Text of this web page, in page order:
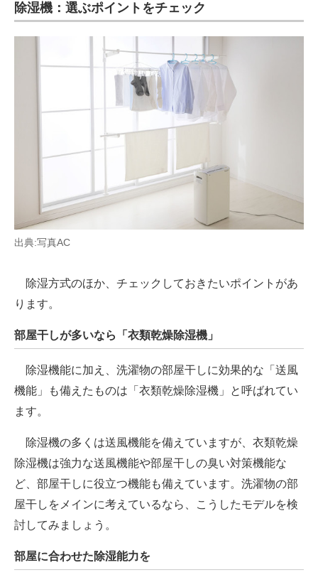
除湿機：選ぶポイントをチェック
出典:写真AC
除湿方式のほか、チェックしておきたいポイントがあ
ります。
部屋干しが多いなら「衣類乾燥除湿機」
除湿機能に加え、洗濯物の部屋干しに効果的な「送風
機能」も備えたものは「衣類乾燥除湿機」と呼ばれてい
ます。
除湿機の多くは送風機能を備えていますが、衣類乾燥
除湿機は強力な送風機能や部屋干しの臭い対策機能な
ど、部屋干しに役立つ機能も備えています。洗濯物の部
屋干しをメインに考えているなら、こうしたモデルを検
討してみましょう。
部屋に合わせた除湿能力を